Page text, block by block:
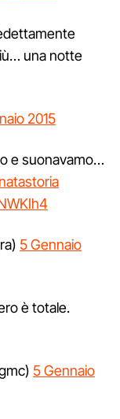
una notte
2015
e suonavamo…
5 Gennaio
è totale.
5 Gennaio